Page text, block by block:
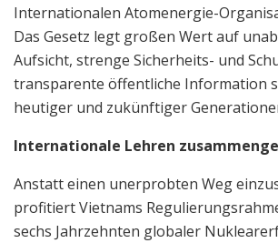
Internationalen Atomenergie-
Das Gesetz legt großen Wert auf
Aufsicht, strenge Sicherheits- und
transparente öffentliche Information
heutiger und zukünftiger
Internationale Lehren
Anstatt einen unerprobten Weg
profitiert Vietnams
sechs Jahrzehnten globaler